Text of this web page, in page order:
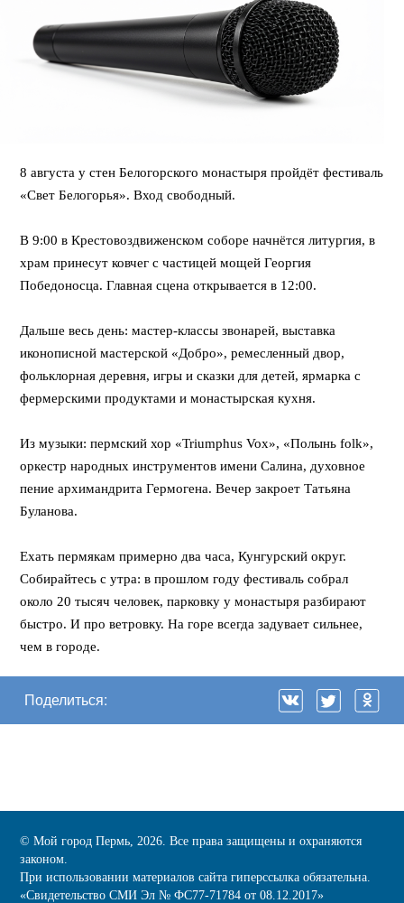
8 августа у стен Белогорского монастыря пройдёт фестиваль
«Свет Белогорья». Вход свободный.
В 9:00 в Крестовоздвиженском соборе начнётся литургия, в
храм принесут ковчег с частицей мощей Георгия
Победоносца. Главная сцена открывается в 12:00.
Дальше весь день: мастер-классы звонарей, выставка
иконописной мастерской «Добро», ремесленный двор,
фольклорная деревня, игры и сказки для детей, ярмарка с
фермерскими продуктами и монастырская кухня.
Из музыки: пермский хор «Triumphus Vox», «Полынь folk»,
оркестр народных инструментов имени Салина, духовное
пение архимандрита Гермогена. Вечер закроет Татьяна
Буланова.
Ехать пермякам примерно два часа, Кунгурский округ.
Собирайтесь с утра: в прошлом году фестиваль собрал
около 20 тысяч человек, парковку у монастыря разбирают
быстро. И про ветровку. На горе всегда задувает сильнее,
чем в городе.
Поделиться:
© Мой город Пермь, 2026. Все права защищены и охраняются
законом.
При использовании материалов сайта гиперссылка обязательна.
«Cвидетельство СМИ Эл № ФС77-71784 от 08.12.2017»